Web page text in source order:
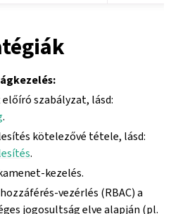
szabályzat, lásd:
.
kötelezővé tétele, lásd:
.
kezelés.
vezérlés (RBAC) a
jogosultság elve alapján (pl.